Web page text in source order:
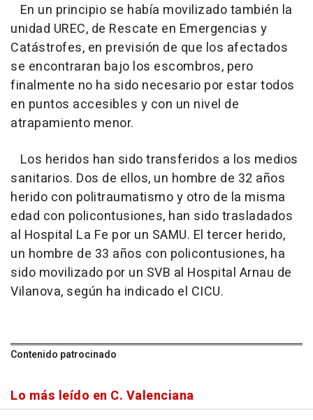
En un principio se había movilizado también la
unidad UREC, de Rescate en Emergencias y
Catástrofes, en previsión de que los afectados
se encontraran bajo los escombros, pero
finalmente no ha sido necesario por estar todos
en puntos accesibles y con un nivel de
atrapamiento menor.
Los heridos han sido transferidos a los medios
sanitarios. Dos de ellos, un hombre de 32 años
herido con politraumatismo y otro de la misma
edad con policontusiones, han sido trasladados
al Hospital La Fe por un SAMU. El tercer herido,
un hombre de 33 años con policontusiones, ha
sido movilizado por un SVB al Hospital Arnau de
Vilanova, según ha indicado el CICU.
Contenido patrocinado
Lo más leído en C. Valenciana